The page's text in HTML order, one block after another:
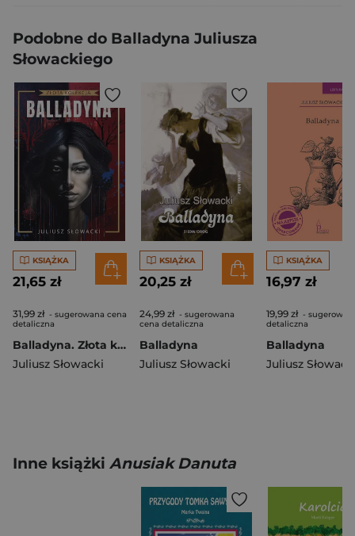
Podobne do Balladyna Juliusza
Słowackiego
KSIĄŻKA
21,65 zł
31,99 zł - sugerowana cena
detaliczna
Balladyna. Złota kolekcja
Juliusz Słowacki
KSIĄŻKA
20,25 zł
24,99 zł - sugerowana
cena detaliczna
Balladyna
Juliusz Słowacki
KSIĄŻKA
16,97 zł
19,99 zł -
detaliczna
Balladyna
Juliusz
Inne książki Anusiak Danuta